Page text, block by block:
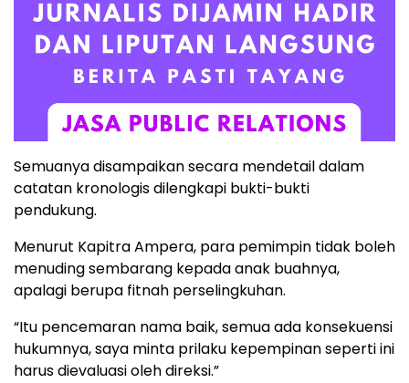
Semuanya disampaikan secara mendetail dalam
catatan kronologis dilengkapi bukti-bukti
pendukung.
Menurut Kapitra Ampera, para pemimpin tidak boleh
menuding sembarang kepada anak buahnya,
apalagi berupa fitnah perselingkuhan.
“Itu pencemaran nama baik, semua ada konsekuensi
hukumnya, saya minta prilaku kepempinan seperti ini
harus dievaluasi oleh direksi.”